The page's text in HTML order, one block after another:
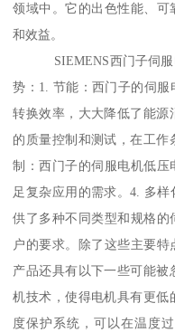
领域中。它的出色性能、可
和效益。
SIEMENS西门子伺服电
势：1. 节能：西门子的伺
转换效率，大大降低了能源
的质量控制和测试，在工
制：西门子的伺服电机低
足复杂应用的需求。4. 多
供了多种不同类型和规格
户的要求。除了这些主要
产品还具有以下一些可能
机技术，使得电机具有更低
度保护系统，可以在温度